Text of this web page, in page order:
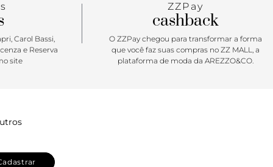
Carol Bassi,
e Reserva
site
ZZPay
cashback
O ZZPay chegou para transformar a forma
que você faz suas compras no ZZ MALL, a
plataforma de moda da AREZZO&CO.